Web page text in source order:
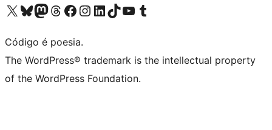
Acessar nossa conta do X (antigo Twitter)
Acessar nossa conta do Bluesky
Acessar nossa conta do Mastodon
Acessar nossa conta do Threads
Acessar nossa página do Facebook
Acessar nossa conta do Instagram
Acessar nossa conta do LinkedIn
Acessar nossa conta do TikTok
Acessar nosso canal do YouTube
Acessar nossa conta no Tumblr
Código é poesia.
The WordPress® trademark is the intellectual property
of the WordPress Foundation.